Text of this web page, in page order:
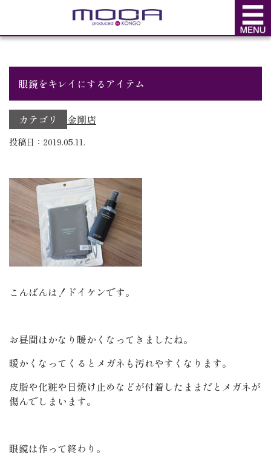
BLOG
眼鏡をキレイにするアイテム
カテゴリ 金剛店
投稿日：2019.05.11.
こんばんは！ドイケンです。
お昼間はかなり暖かくなってきましたね。
暖かくなってくるとメガネも汚れやすくなります。
皮脂や化粧や日焼け止めなどが付着したままだとメガネが
傷んでしまいます。
眼鏡は作って終わり。